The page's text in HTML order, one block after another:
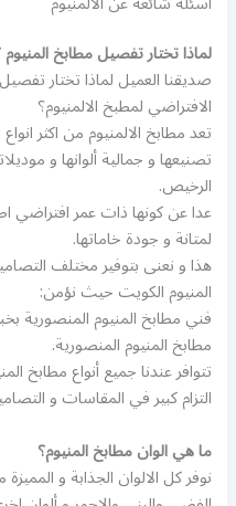
لماذا تختار تفصيل مطابخ
صديقنا العميل لماذا تختار
الافتراضي لمطبخ الالمنيوم؟
تعد مطابخ الالمنيوم من اكثر
تصنيعها و جمالية ألوانها و
الرخيص.
عدا عن كونها ذات عمر افتراضي
لمتانة و جودة خاماتها.
هذا و نعنى بتوفير مختلف
المنيوم الكويت حيث نؤمن:
فني مطابخ المنيوم المنصورية
مطابخ المنيوم المنصورية.
تتوافر عندنا جميع أنواع مطابخ
التزام كبير في المقاسات و
ما هي الوان مطابخ المنيوم؟
نوفر كل الالوان الجذابة و